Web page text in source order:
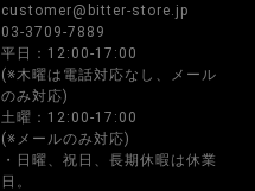
customer@bitter-store.jp
03-3709-7889
平日：12:00-17:00
(※木曜は電話対応なし、メール
のみ対応)
土曜：12:00-17:00
(※メールのみ対応)
・日曜、祝日、長期休暇は休業
日。